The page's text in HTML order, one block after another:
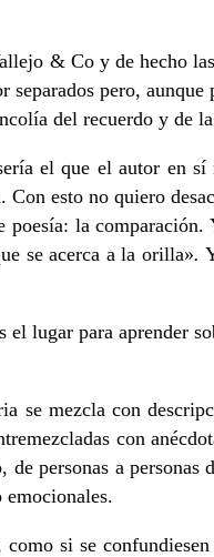
& Co y de hecho
pero,
del recuerdo y de
el que el autor en
esto no quiero
la
se acerca a la orilla».
lugar para aprender
se mezcla con
con
personas a personas
si se